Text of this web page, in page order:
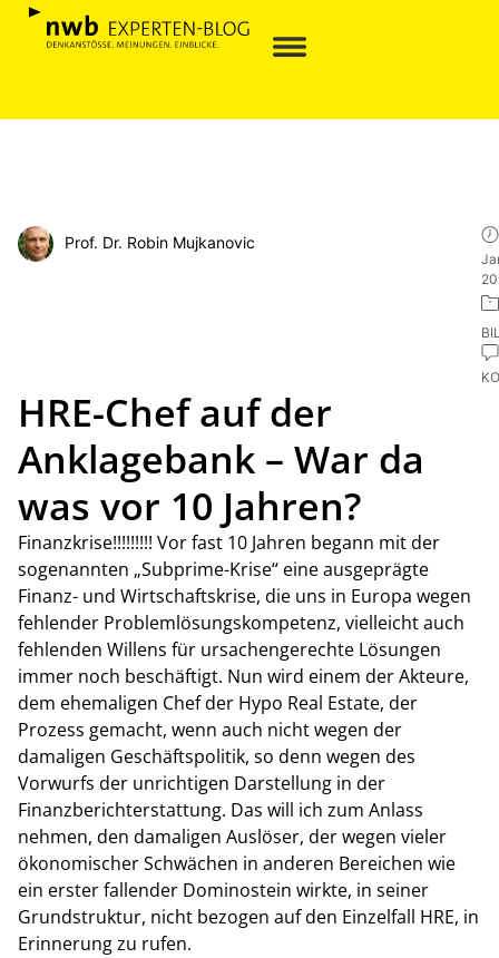
Prof. Dr. Robin Mujkanovic
HRE-Chef auf der
Anklagebank – War da
was vor 10 Jahren?
Finanzkrise!!!!!!!!! Vor fast 10 Jahren begann mit der
sogenannten „Subprime-Krise“ eine ausgeprägte
Finanz- und Wirtschaftskrise, die uns in Europa wegen
fehlender Problemlösungskompetenz, vielleicht auch
fehlenden Willens für ursachengerechte Lösungen
immer noch beschäftigt. Nun wird einem der Akteure,
dem ehemaligen Chef der Hypo Real Estate, der
Prozess gemacht, wenn auch nicht wegen der
damaligen Geschäftspolitik, so denn wegen des
Vorwurfs der unrichtigen Darstellung in der
Finanzberichterstattung. Das will ich zum Anlass
nehmen, den damaligen Auslöser, der wegen vieler
ökonomischer Schwächen in anderen Bereichen wie
ein erster fallender Dominostein wirkte, in seiner
Grundstruktur, nicht bezogen auf den Einzelfall HRE, in
Erinnerung zu rufen.